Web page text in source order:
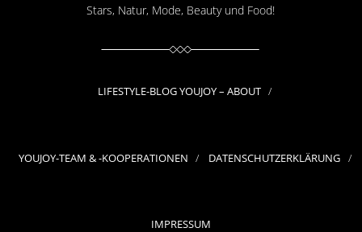
Stars, Natur, Mode, Beauty und Food!
LIFESTYLE-BLOG YOUJOY – ABOUT
YOUJOY-TEAM & -KOOPERATIONEN DATENSCHUTZERKLÄRUNG
IMPRESSUM